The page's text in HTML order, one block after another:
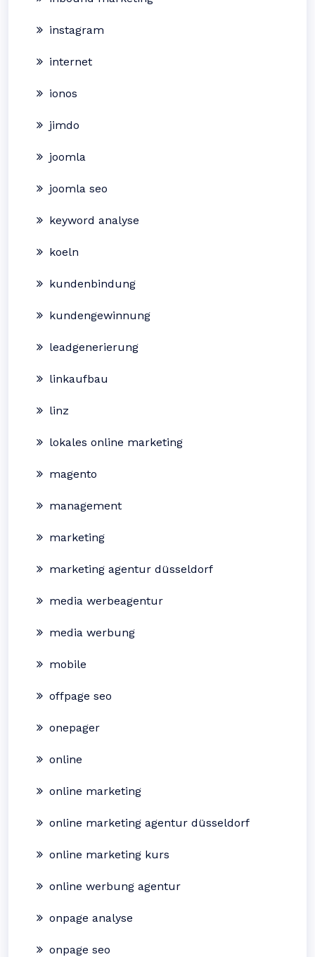
instagram
internet
ionos
jimdo
joomla
joomla seo
keyword analyse
koeln
kundenbindung
kundengewinnung
leadgenerierung
linkaufbau
linz
lokales online marketing
magento
management
marketing
marketing agentur düsseldorf
media werbeagentur
media werbung
mobile
offpage seo
onepager
online
online marketing
online marketing agentur düsseldorf
online marketing kurs
online werbung agentur
onpage analyse
onpage seo